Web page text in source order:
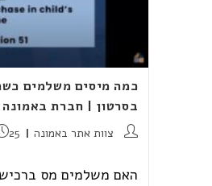
כמה מיסים משלמים
בסרטון | חברת באמונה
מחבר:צוות אתר באמונה 25 ביוני 2024
האם משלמים מס